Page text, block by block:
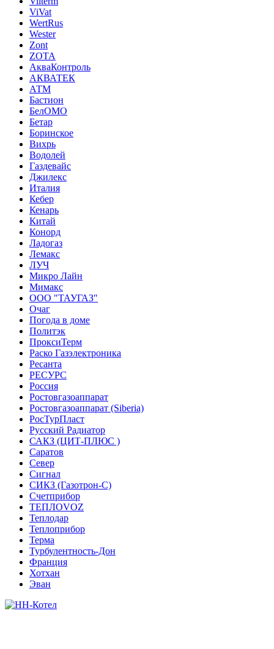
ViVat
WertRus
Wester
Zont
ZOTA
АкваКонтроль
АКВАТЕК
АТМ
Бастион
БелОМО
Бетар
Боринское
Вихрь
Водолей
Газдевайс
Джилекс
Италия
Кебер
Кенарь
Китай
Конорд
Ладогаз
Лемакс
ЛУЧ
Микро Лайн
Мимакс
ООО "ТАУГАЗ"
Очаг
Погода в доме
Политэк
ПроксиТерм
Раско Газэлектроника
Ресанта
РЕСУРС
Россия
Ростовгазоаппарат
Ростовгазоаппарат (Siberia)
РосТурПласт
Русский Радиатор
САКЗ (ЦИТ-ПЛЮС )
Саратов
Север
Сигнал
СИКЗ (Газотрон-С)
Счетприбор
ТЕПЛОVOZ
Теплодар
Теплоприбор
Терма
Турбулентность-Дон
Франция
Хотхан
Эван